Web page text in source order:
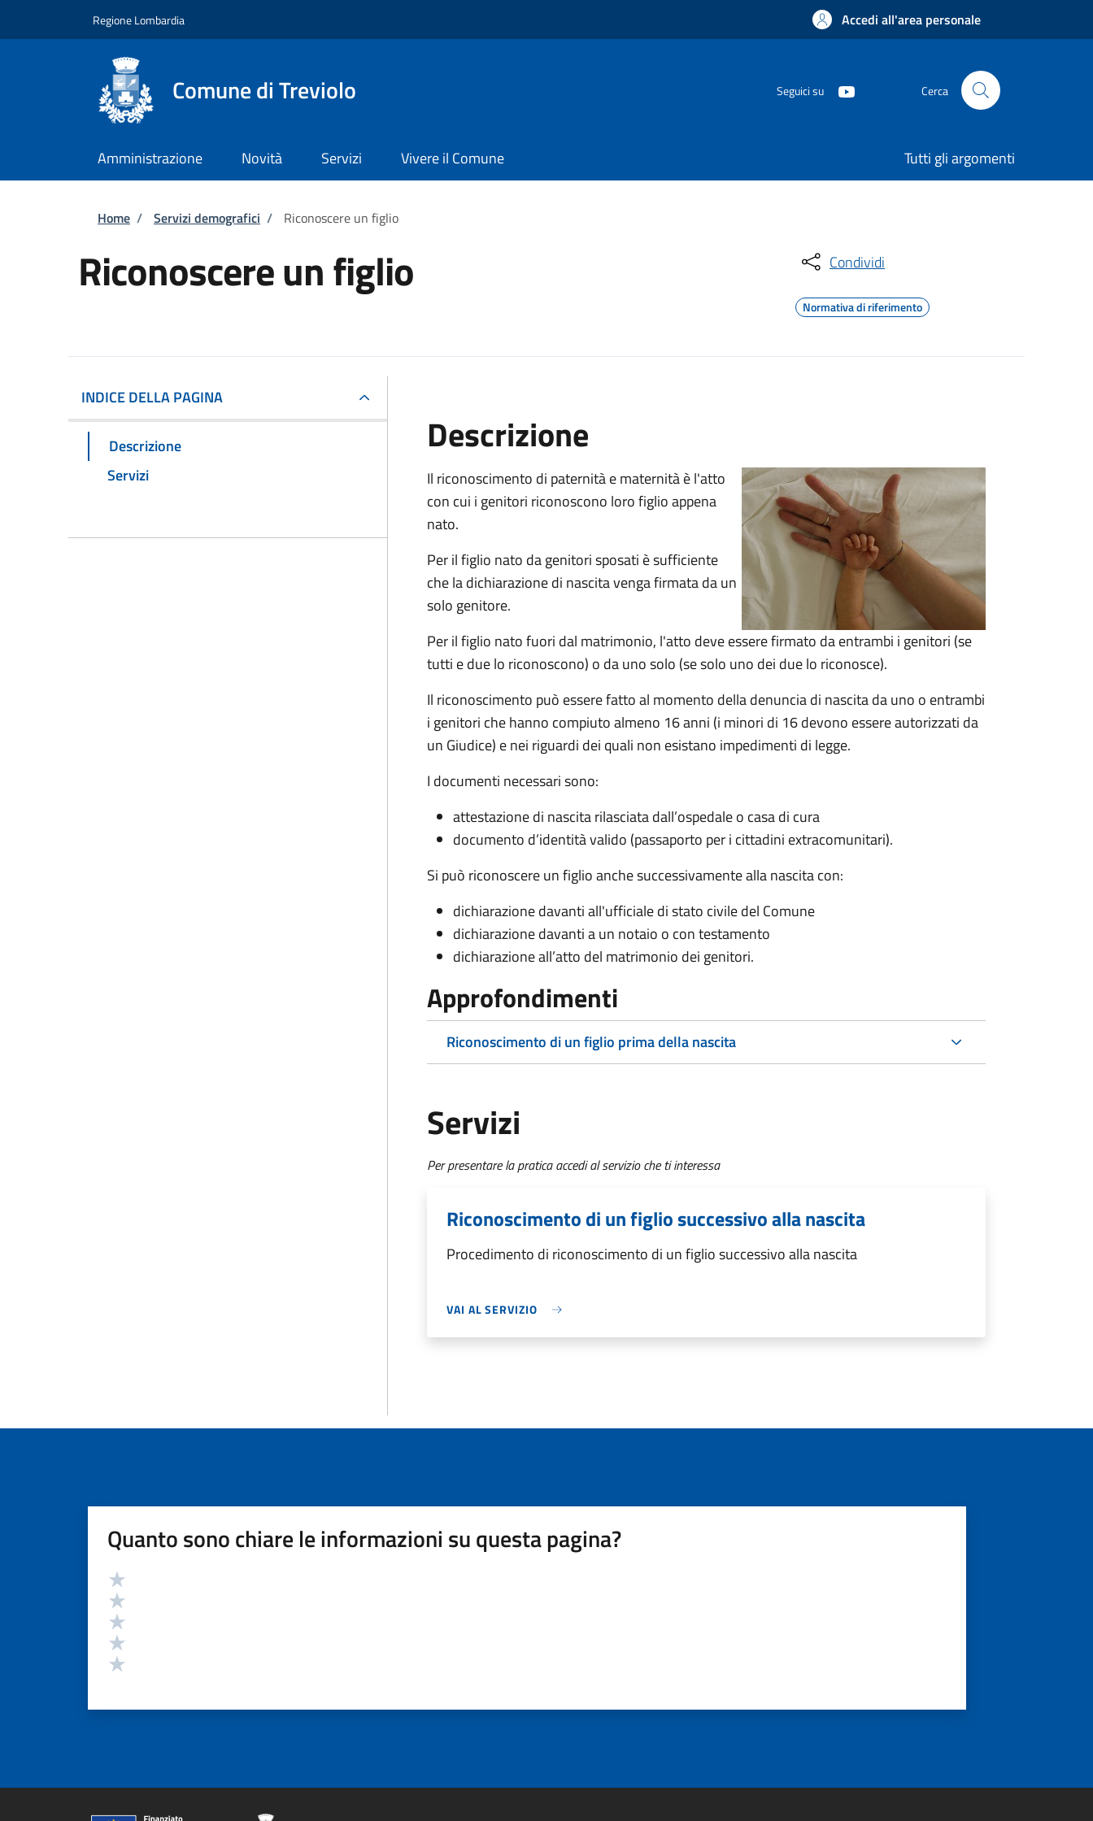
Regione Lombardia Accedi all'area personale
Comune di Treviolo Seguici su Cerca
Amministrazione Novità Servizi Vivere il Comune Tutti gli argomenti
Briciole di pane
Home / Servizi demografici / Riconoscere un figlio
Riconoscere un figlio Condividi
Normativa di riferimento
INDICE DELLA PAGINA
Descrizione
Servizi
Descrizione
Il riconoscimento di paternità e maternità è l'atto
con cui i genitori riconoscono loro figlio appena
nato.
Per il figlio nato da genitori sposati è sufficiente
che la dichiarazione di nascita venga firmata da un
solo genitore.
Per il figlio nato fuori dal matrimonio, l'atto deve essere firmato da entrambi i genitori (se
tutti e due lo riconoscono) o da uno solo (se solo uno dei due lo riconosce).
Il riconoscimento può essere fatto al momento della denuncia di nascita da uno o entrambi
i genitori che hanno compiuto almeno 16 anni (i minori di 16 devono essere autorizzati da
un Giudice) e nei riguardi dei quali non esistano impedimenti di legge.
I documenti necessari sono:
attestazione di nascita rilasciata dall’ospedale o casa di cura
documento d’identità valido (passaporto per i cittadini extracomunitari).
Si può riconoscere un figlio anche successivamente alla nascita con:
dichiarazione davanti all'ufficiale di stato civile del Comune
dichiarazione davanti a un notaio o con testamento
dichiarazione all’atto del matrimonio dei genitori.
Approfondimenti
Riconoscimento di un figlio prima della nascita
Servizi
Per presentare la pratica accedi al servizio che ti interessa
Riconoscimento di un figlio successivo alla nascita
Procedimento di riconoscimento di un figlio successivo alla nascita
VAI AL SERVIZIO
Quanto sono chiare le informazioni su questa pagina?
Valutazione